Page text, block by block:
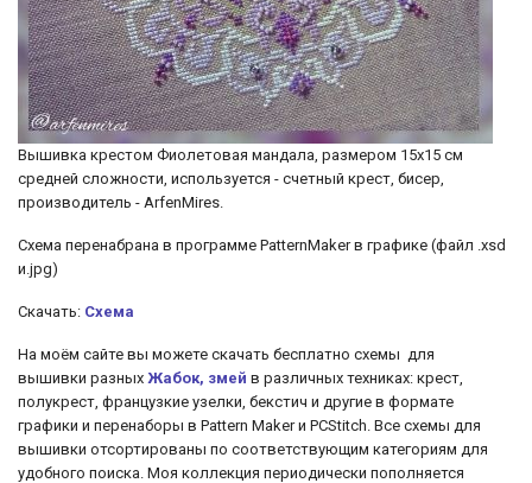
Вышивка крестом Фиолетовая мандала, размером 15х15 см
средней сложности, используется - счетный крест, бисер,
производитель - ArfenMires.
Схема перенабрана в программе PatternMaker в графике (файл .xsd
и.jpg)
Скачать: Схема
На моём сайте вы можете скачать бесплатно схемы для
вышивки разных Жабок, змей в различных техниках: крест,
полукрест, французкие узелки, бекстич и другие в формате
графики и перенаборы в Pattern Maker и PCStitch. Все схемы для
вышивки отсортированы по соответствующим категориям для
удобного поиска. Моя коллекция периодически пополняется